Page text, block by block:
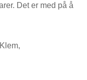
Det er med på å